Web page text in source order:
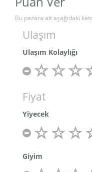
Bu pazara ait aşağıdaki
Ulaşım
Ulaşım Kolaylığı
Fiyat
Yiyecek
Giyim